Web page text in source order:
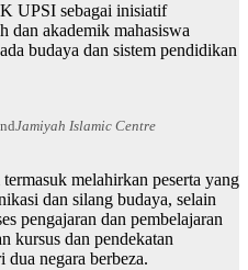
UPSI sebagai inisiatif
dan akademik mahasiswa
budaya dan sistem pendidikan
Jamiyah Islamic Centre
melahirkan peserta yang
dan silang budaya, selain
pengajaran dan pembelajaran
kursus dan pendekatan
negara berbeza.